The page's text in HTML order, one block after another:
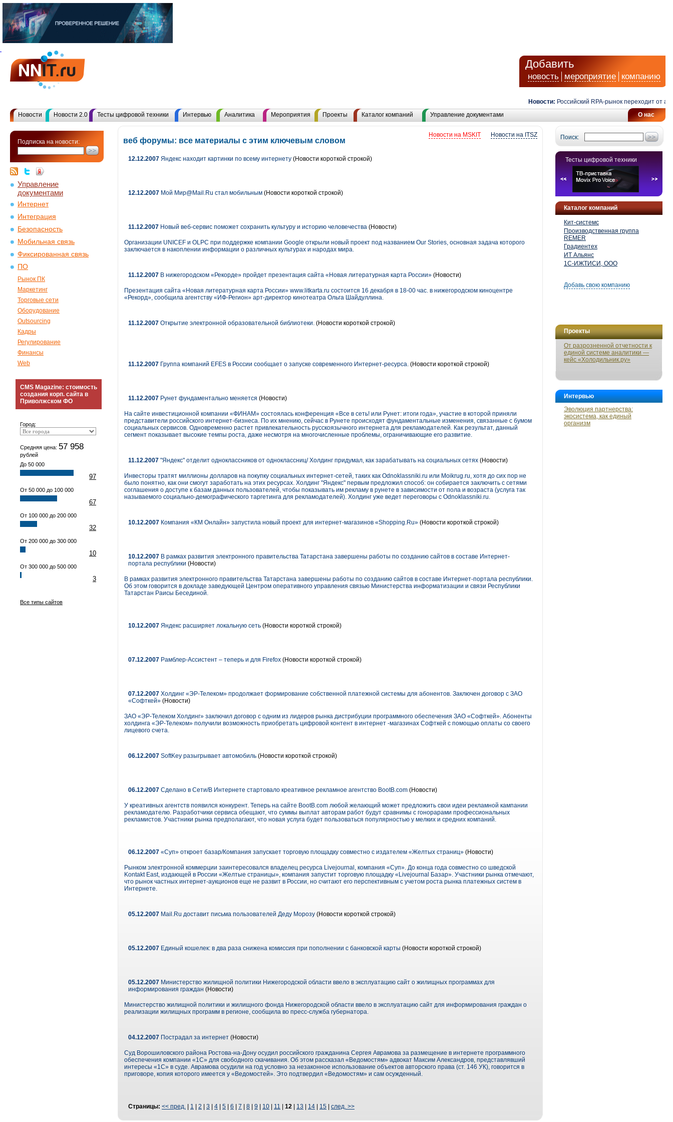
Добавить
новость мероприятие компанию
Новости: Российский RPA-рынок переходит от
О нас
Новости Новости 2.0 Тесты цифровой техники Интервью Аналитика Мероприятия Проекты Каталог компаний Управление документами
Подписка на новости:
Управление
документами
Интернет
Интеграция
Безопасность
Мобильная связь
Фиксированная связь
ПО
Рынок ПК
Маркетинг
Торговые сети
Оборудование
Outsourcing
Кадры
Регулирование
Финансы
Web
CMS Magazine: стоимость
создания корп. сайта в
Приволжском ФО
Город:
Средняя цена: 57 958
рублей
До 50 000
97
От 50 000 до 100 000
67
От 100 000 до 200 000
32
От 200 000 до 300 000
10
От 300 000 до 500 000
3
Все типы сайтов
Поиск:
Тесты цифровой техники
Каталог компаний
Кит-системс
Производственная группа
REMER
Градиентех
ИТ Альянс
1С-ИЖТИСИ, ООО
Добавь свою компанию
Проекты
От разрозненной отчетности к
единой системе аналитики —
кейс «Холодильник.ру»
Интервью
Эволюция партнерства:
экосистема, как единый
организм
Новости на ITSZ
Новости на MSKIT
веб форумы: все материалы с этим ключевым словом
12.12.2007 Яндекс находит картинки по всему интернету (Новости короткой строкой)
12.12.2007 Мой Мир@Mail.Ru стал мобильным (Новости короткой строкой)
11.12.2007 Новый веб-сервис поможет сохранить культуру и историю человечества (Новости)
Организации UNICEF и OLPC при поддержке компании Google открыли новый проект под названием Our Stories, основная задача которого
заключается в накоплении информации о различных культурах и народах мира.
11.12.2007 В нижегородском «Рекорде» пройдет презентация сайта «Новая литературная карта России» (Новости)
Презентация сайта «Новая литературная карта России» www.litkarta.ru состоится 16 декабря в 18-00 час. в нижегородском киноцентре
«Рекорд», сообщила агентству «ИФ-Регион» арт-директор кинотеатра Ольга Шайдуллина.
11.12.2007 Открытие электронной образовательной библиотеки. (Новости короткой строкой)
11.12.2007 Группа компаний EFES в России сообщает о запуске современного Интернет-ресурса. (Новости короткой строкой)
11.12.2007 Рунет фундаментально меняется (Новости)
На сайте инвестиционной компании «ФИНАМ» состоялась конференция «Все в сеть! или Рунет: итоги года», участие в которой приняли
представители российского интернет-бизнеса. По их мнению, сейчас в Рунете происходят фундаментальные изменения, связанные с бумом
социальных сервисов. Одновременно растет привлекательность русскоязычного интернета для рекламодателей. Как результат, данный
сегмент показывает высокие темпы роста, даже несмотря на многочисленные проблемы, ограничивающие его развитие.
11.12.2007 "Яндекс" отделит одноклассников от одноклассниц/ Холдинг придумал, как зарабатывать на социальных сетях (Новости)
Инвесторы тратят миллионы долларов на покупку социальных интернет-сетей, таких как Odnoklassniki.ru или Moikrug.ru, хотя до сих пор не
было понятно, как они смогут заработать на этих ресурсах. Холдинг "Яндекс" первым предложил способ: он собирается заключить с сетями
соглашения о доступе к базам данных пользователей, чтобы показывать им рекламу в рунете в зависимости от пола и возраста (услуга так
называемого социально-демографического таргетинга для рекламодателей). Холдинг уже ведет переговоры с Odnoklassniki.ru.
10.12.2007 Компания «КМ Онлайн» запустила новый проект для интернет-магазинов «Shopping.Ru» (Новости короткой строкой)
10.12.2007 В рамках развития электронного правительства Татарстана завершены работы по созданию сайтов в составе Интернет-
портала республики (Новости)
В рамках развития электронного правительства Татарстана завершены работы по созданию сайтов в составе Интернет-портала республики.
Об этом говорится в докладе заведующей Центром оперативного управления связью Министерства информатизации и связи Республики
Татарстан Раисы Бесединой.
10.12.2007 Яндекс расширяет локальную сеть (Новости короткой строкой)
07.12.2007 Рамблер-Ассистент – теперь и для Firefox (Новости короткой строкой)
07.12.2007 Холдинг «ЭР-Телеком» продолжает формирование собственной платежной системы для абонентов. Заключен договор с ЗАО
«Софткей» (Новости)
ЗАО «ЭР-Телеком Холдинг» заключил договор с одним из лидеров рынка дистрибуции программного обеспечения ЗАО «Софткей». Абоненты
холдинга «ЭР-Телеком» получили возможность приобретать цифровой контент в интернет -магазинах Софткей с помощью оплаты со своего
лицевого счета.
06.12.2007 SoftKey разыгрывает автомобиль (Новости короткой строкой)
06.12.2007 Сделано в Сети/В Интернете стартовало креативное рекламное агентство BootB.com (Новости)
У креативных агентств появился конкурент. Теперь на сайте BootB.com любой желающий может предложить свои идеи рекламной кампании
рекламодателю. Разработчики сервиса обещают, что суммы выплат авторам работ будут сравнимы с гонорарами профессиональных
рекламистов. Участники рынка предполагают, что новая услуга будет пользоваться популярностью у мелких и средних компаний.
06.12.2007 «Суп» откроет базар/Компания запускает торговую площадку совместно с издателем «Желтых страниц» (Новости)
Рынком электронной коммерции заинтересовался владелец ресурса Livejournal, компания «Суп». До конца года совместно со шведской
Kontakt East, издающей в России «Желтые страницы», компания запустит торговую площадку «Livejournal Базар». Участники рынка отмечают,
что рынок частных интернет-аукционов еще не развит в России, но считают его перспективным с учетом роста рынка платежных систем в
Интернете.
05.12.2007 Mail.Ru доставит письма пользователей Деду Морозу (Новости короткой строкой)
05.12.2007 Единый кошелек: в два раза снижена комиссия при пополнении с банковской карты (Новости короткой строкой)
05.12.2007 Министерство жилищной политики Нижегородской области ввело в эксплуатацию сайт о жилищных программах для
информирования граждан (Новости)
Министерство жилищной политики и жилищного фонда Нижегородской области ввело в эксплуатацию сайт для информирования граждан о
реализации жилищных программ в регионе, сообщила во пресс-служба губернатора.
04.12.2007 Пострадал за интернет (Новости)
Суд Ворошиловского района Ростова-на-Дону осудил российского гражданина Сергея Аврамова за размещение в интернете программного
обеспечения компании «1С» для свободного скачивания. Об этом рассказал «Ведомостям» адвокат Максим Александров, представлявший
интересы «1С» в суде. Аврамова осудили на год условно за незаконное использование объектов авторского права (ст. 146 УК), говорится в
приговоре, копия которого имеется у «Ведомостей». Это подтвердил «Ведомостям» и сам осужденный.
Страницы: << пред. 1 2 3 4 5 6 7 8 9 10 11 12 13 14 15 след. >>